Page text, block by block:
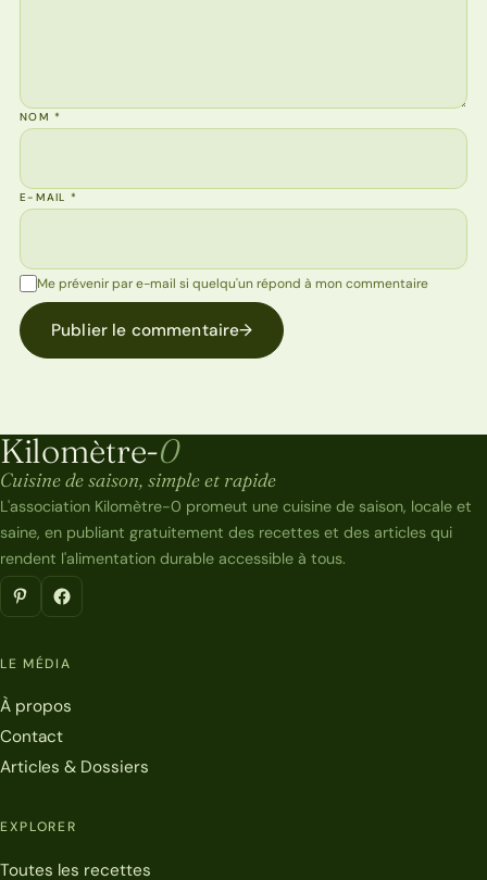
NOM*
E-MAIL*
Me prévenir par e-mail si quelqu'un répond à mon commentaire
Publier le commentaire→
Kilomètre-0
Kilomètre-0
Cuisine de saison, simple et rapide
L'association Kilomètre-0 promeut une cuisine de saison, locale et
saine, en publiant gratuitement des recettes et des articles qui
rendent l'alimentation durable accessible à tous.
LE MÉDIA
À propos
Contact
Articles & Dossiers
EXPLORER
Toutes les recettes